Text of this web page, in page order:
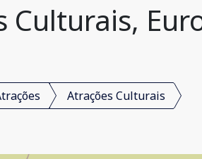
Culturais,
Atrações Culturais